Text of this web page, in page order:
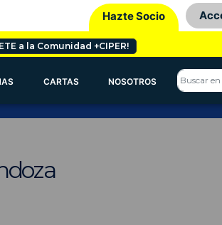
Hazte Socio
a la Comunidad +CIPER!
CARTAS NOSOTROS